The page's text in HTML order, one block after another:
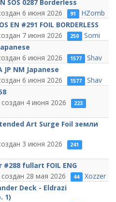
SOS 0287 Borderless
6 июня 2026 91
HZomb
EN #291 FOIL BORDERLESS
7 июня 2026 250
Somi
6 июня 2026 1577
Shav
JP NM Japanese
6 июня 2026 1577
Shav
4 июня 2026 223
Art Surge Foil земли
3 июня 2026 241
fullart FOIL ENG
28 мая 2026 44
Xozzer
Deck - Eldrazi
1)